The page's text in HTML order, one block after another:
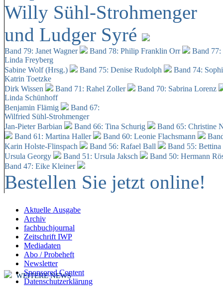
Willy Sühl-Strohmenger
und Ludger Syré
Band 79: Janet Wagner Band 78: Philip Franklin Orr
Band
Linda Freyberg
Sabine Wolf (Hrsg.)
Band 75: Denise Rudolph
Band 74:
Katrin Toetzke
Dirk Wissen
Band 71: Rahel Zoller
Band 70: Sabrina Lorenz
Linda Schünhoff
Benjamin Flämig
Band 67:
Wilfried Sühl-Strohmenger
Jan-Pieter Barbian
Band 66: Tina Schurig
Band 65: Christine
Band 61: Martina Haller
Band 60: Leonie Flachsmann
Karin Holste-Flinspach
Band 56: Rafael Ball
Band 55:
Ursula Georgy
Band 51: Ursula Jaksch Band 50: Hermann
Band 47: Eike Kleiner
Bestellen Sie jetzt online!
Aktuelle Ausgabe
Archiv
fachbuchjournal
Zeitschrift IWP
Mediadaten
Abo / Probeheft
Newsletter
Sponsored Content
Datenschutzerklärung
WEITERE NEWS